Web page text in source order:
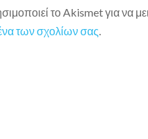
το Akismet για να
των σχολίων σας.